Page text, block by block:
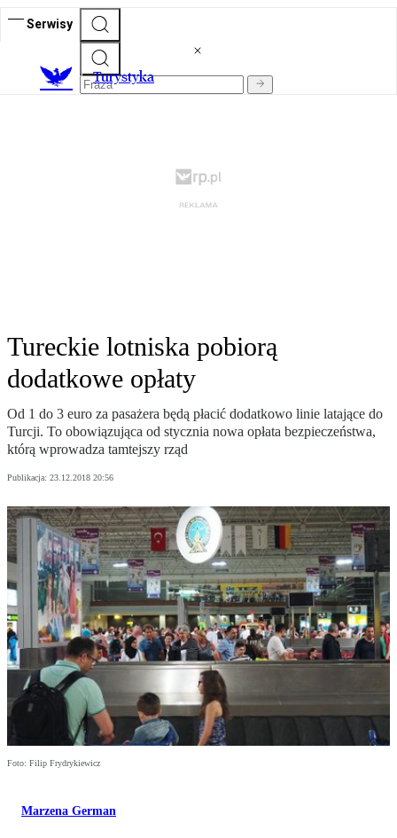
Serwisy
Turystyka
Tureckie lotniska pobiorą
dodatkowe opłaty
Od 1 do 3 euro za pasażera będą płacić dodatkowo linie latające do
Turcji. To obowiązująca od stycznia nowa opłata bezpieczeństwa,
którą wprowadza tamtejszy rząd
Publikacja: 23.12.2018 20:56
Foto: Filip Frydrykiewicz
Marzena German